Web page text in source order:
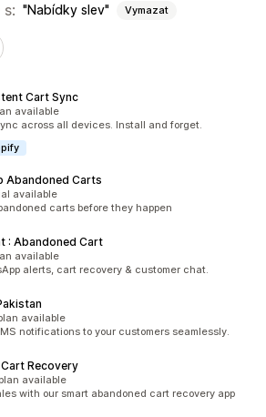
Nabídky slev Vymazat
Cart Sync
5
available
across all devices. Install and forget.
Abandoned Carts
8
available
carts before they happen
: Abandoned Cart
4
available
alerts, cart recovery & customer chat.
54
available
notifications to your customers seamlessly.
Recovery
29
available
with our smart abandoned cart recovery app